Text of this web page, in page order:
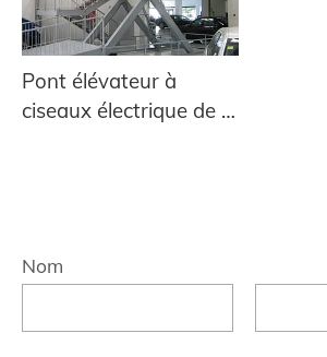
Pont élévateur à
ciseaux électrique de 2
Nom